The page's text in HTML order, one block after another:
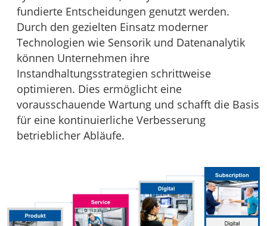
fundierte Entscheidungen genutzt werden.
Durch den gezielten Einsatz moderner
Technologien wie Sensorik und Datenanalytik
können Unternehmen ihre
Instandhaltungsstrategien schrittweise
optimieren. Dies ermöglicht eine
vorausschauende Wartung und schafft die Basis
für eine kontinuierliche Verbesserung
betrieblicher Abläufe.